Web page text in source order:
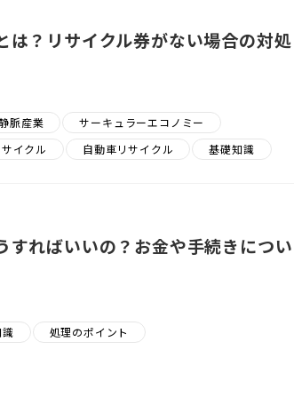
は？リサイクル券がない場合の対処
脈産業
サーキュラーエコノミー
イクル 自動車リサイクル 基礎知識
すればいいの？お金や手続きについ
処理のポイント